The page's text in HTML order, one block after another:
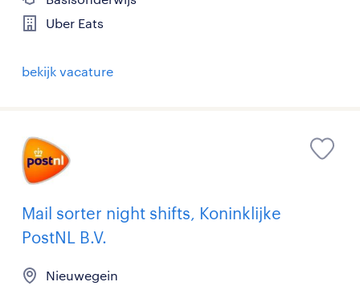
Uber Eats
bekijk vacature
Mail sorter night shifts, Koninklijke
PostNL B.V.
Nieuwegein